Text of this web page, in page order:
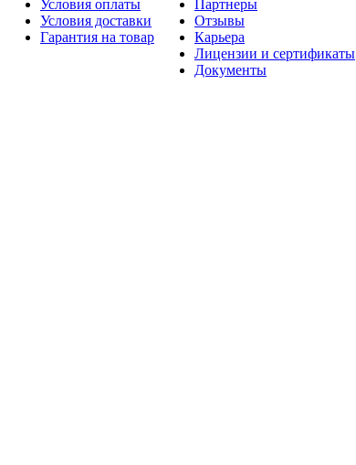
Условия оплаты
Условия доставки
Гарантия на товар
Партнеры
Отзывы
Карьера
Лицензии и сертификаты
Документы